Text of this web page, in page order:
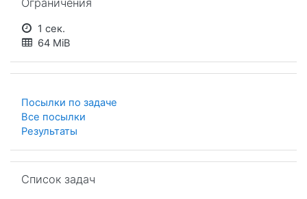
Ограничения
1 сек.
64 MiB
Посылки по задаче
Все посылки
Результаты
Список задач